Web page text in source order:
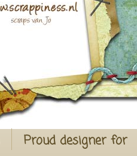
Proud designer for